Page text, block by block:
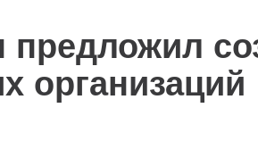
организаций